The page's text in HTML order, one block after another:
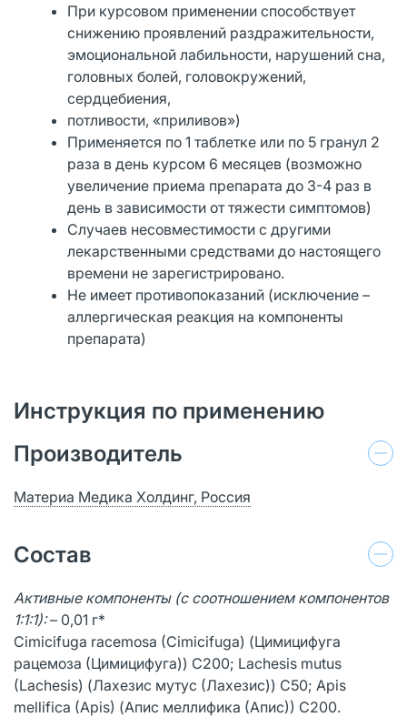
При курсовом применении способствует
снижению проявлений раздражительности,
эмоциональной лабильности, нарушений сна,
головных болей, головокружений,
сердцебиения,
потливости, «приливов»)
Применяется по 1 таблетке или по 5 гранул 2
раза в день курсом 6 месяцев (возможно
увеличение приема препарата до 3-4 раз в
день в зависимости от тяжести симптомов)
Случаев несовместимости с другими
лекарственными средствами до настоящего
времени не зарегистрировано.
Не имеет противопоказаний (исключение –
аллергическая реакция на компоненты
препарата)
Инструкция по применению
Производитель
Материа Медика Холдинг, Россия
Состав
Активные компоненты (с соотношением компонентов
1:1:1):– 0,01 г*
Cimicifuga racemosa (Cimicifuga) (Цимицифуга
рацемоза (Цимицифуга)) С200; Lachesis mutus
(Lachesis) (Лахезис мутус (Лахезис)) С50; Apis
mellifica (Apis) (Апис меллифика (Апис)) С200.